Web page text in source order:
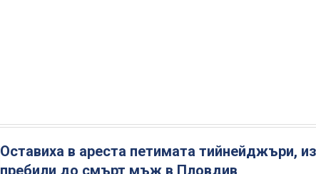
Оставиха в ареста петимата тийнейджъри,
пребили до смърт мъж в Пловдив